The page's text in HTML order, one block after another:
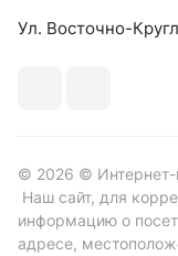
Ул. Восточно-
© 2026 © Интернет-
Наш сайт, для
информацию о
адресе,